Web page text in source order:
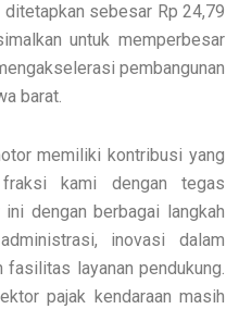
sebesar Rp 24,79
untuk memperbesar
pembangunan
barat.
memiliki kontribusi yang
kami dengan tegas
dengan berbagai langkah
inovasi dalam
fasilitas layanan pendukung.
pajak kendaraan masih